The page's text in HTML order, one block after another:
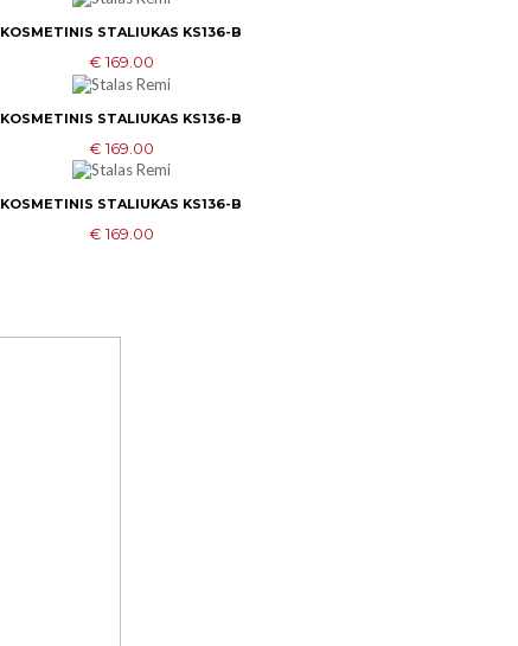
ADD TO CART
KOSMETINIS STALIUKAS KS136-B
€ 169.00
ADD TO CART
KOSMETINIS STALIUKAS KS136-B
€ 169.00
ADD TO CART
KOSMETINIS STALIUKAS KS136-B
€ 169.00